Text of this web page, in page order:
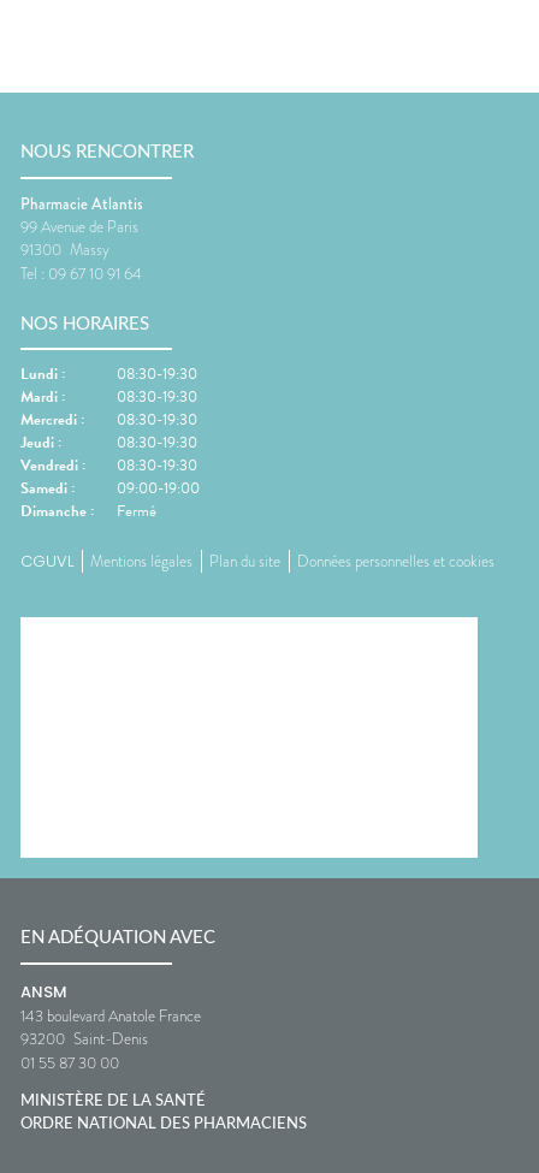
NOUS RENCONTRER
Pharmacie Atlantis
99 Avenue de Paris
91300 Massy
Tel : 09 67 10 91 64
NOS HORAIRES
Lundi :
08:30-19:30
Mardi :
08:30-19:30
Mercredi :
08:30-19:30
Jeudi :
08:30-19:30
Vendredi :
08:30-19:30
Samedi :
09:00-19:00
Dimanche : Fermé
CGUVL Mentions légales Plan du site Données personnelles et cookies
EN ADÉQUATION AVEC
ANSM
143 boulevard Anatole France
93200 Saint-Denis
01 55 87 30 00
MINISTÈRE DE LA SANTÉ
ORDRE NATIONAL DES PHARMACIENS